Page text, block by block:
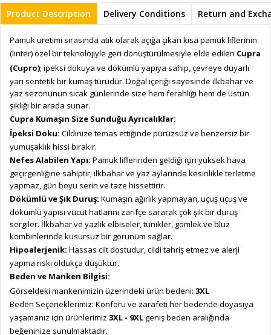
Product Description Delivery Conditions Return and
Pamuk üretimi sırasında atık olarak açığa çıkan kısa pamuk liflerinin
(linter) özel bir teknolojiyle geri dönüştürülmesiyle elde edilen Cupra
(Cupro); ipeksi dokuya ve dökümlü yapıya sahip, çevreye duyarlı
yarı sentetik bir kumaş türüdür. Doğal içeriği sayesinde ilkbahar ve
yaz sezonunun sıcak günlerinde size hem ferahlığı hem de üstün
şıklığı bir arada sunar.
Cupra Kumaşın Size Sunduğu Ayrıcalıklar:
İpeksi Doku: Cildinize temas ettiğinde pürüzsüz ve benzersiz bir
yumuşaklık hissi bırakır.
Nefes Alabilen Yapı: Pamuk liflerinden geldiği için yüksek hava
geçirgenliğine sahiptir; ilkbahar ve yaz aylarında kesinlikle terletme
yapmaz, gün boyu serin ve taze hissettirir.
Dökümlü ve Şık Duruş: Kumaşın ağırlık yapmayan, uçuş uçuş ve
dökümlü yapısı vücut hatlarını zarifçe sararak çok şık bir duruş
sergiler. İlkbahar ve yazlık elbiseler, tunikler, gömlek ve bluz
kombinlerinde kusursuz bir görünüm sağlar.
Hipoalerjenik: Hassas cilt dostudur, cildi tahriş etmez ve alerji
yapma riski oldukça düşüktür.
Beden ve Manken Bilgisi:
Görseldeki mankenimizin üzerindeki ürün bedeni: 3XL
Beden Seçeneklerimiz: Konforu ve zarafeti her bedende doyasıya
yaşamanız için ürünlerimiz 3XL - 9XL geniş beden aralığında
beğeninize sunulmaktadır.